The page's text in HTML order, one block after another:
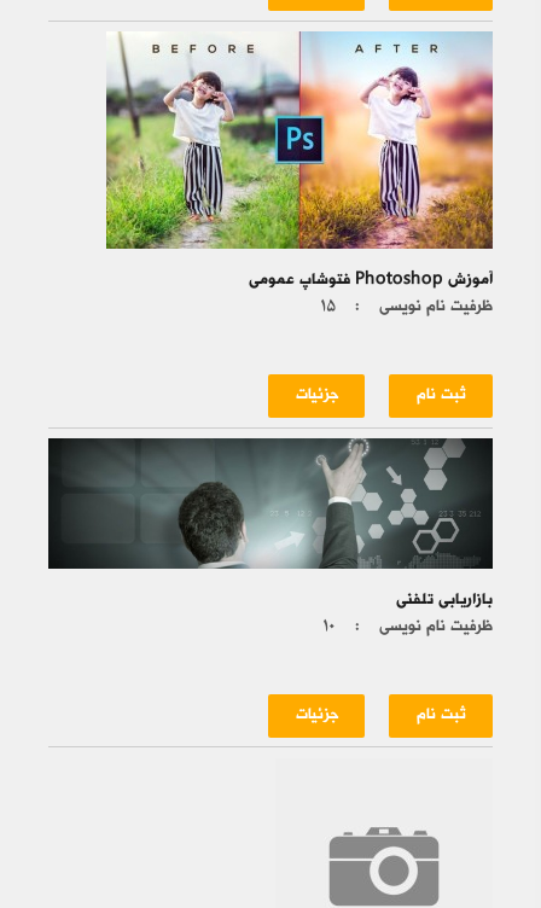
آموزش Photoshop فتوشاپ عمومی
ظرفیت نام نویسی : ۱۵
ثبت نام جزئیات
بازاریابی تلفنی
ظرفیت نام نویسی : ۱۰
ثبت نام جزئیات